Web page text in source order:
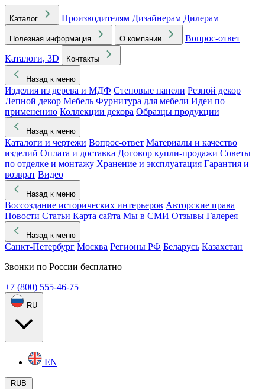
Каталог Производителям Дизайнерам Дилерам
Полезная информация О компании
Вопрос-ответ
Каталоги, 3D
Контакты
Назад к меню
Изделия из дерева и МДФ Стеновые панели Резной декор
Лепной декор Мебель Фурнитура для мебели Идеи по
применению Коллекции декора Образцы продукции
Назад к меню
Каталоги и чертежи Вопрос-ответ Материалы и качество
изделий Оплата и доставка Договор купли-продажи Советы
по отделке и монтажу Хранение и эксплуатация Гарантия и
возврат Видео
Назад к меню
Воссоздание исторических интерьеров Авторские права
Новости Статьи Карта сайта Мы в СМИ Отзывы Галерея
Назад к меню
Санкт-Петербург Москва Регионы РФ Беларусь Казахстан
Звонки по России бесплатно
+7 (800) 555-46-75
RU
EN
RUB